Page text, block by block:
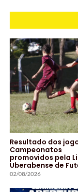
Resultado dos
Campeonatos
promovidos pela
Uberabense de
02/08/2026